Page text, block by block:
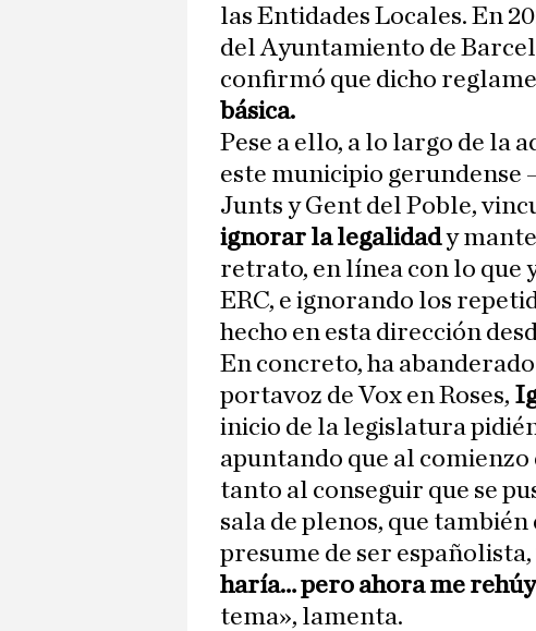
las Entidades Locales. En
del Ayuntamiento de
confirmó que dicho
básica.
Pese a ello, a lo largo de la
este municipio gerundense
Junts y Gent del Poble,
ignorar la legalidady
retrato, en línea con lo que
ERC, e ignorando los
hecho en esta dirección
En concreto, ha
portavoz de Vox en Roses,
inicio de la legislatura
apuntando que al
tanto al conseguir que se
sala de plenos, que
presume de ser españolista,
haría… pero ahora me
tema», lamenta.